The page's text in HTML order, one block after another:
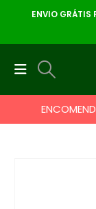
ENVIO GRÁTIS